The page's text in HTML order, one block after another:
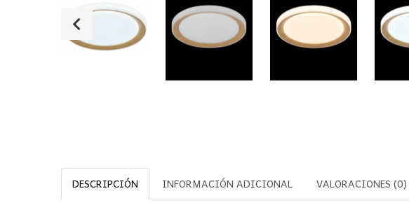
DESCRIPCIÓN INFORMACIÓN ADICIONAL VALORACIONES (0)